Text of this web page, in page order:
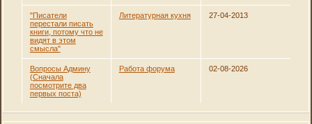
"Писатели
перестали писать
книги, потому что не
видят в этом
смысла"
Литературная кухня 27-04-2013
Вопросы Админу
(Сначала
посмотрите два
первых поста)
Работа форума 02-08-2026